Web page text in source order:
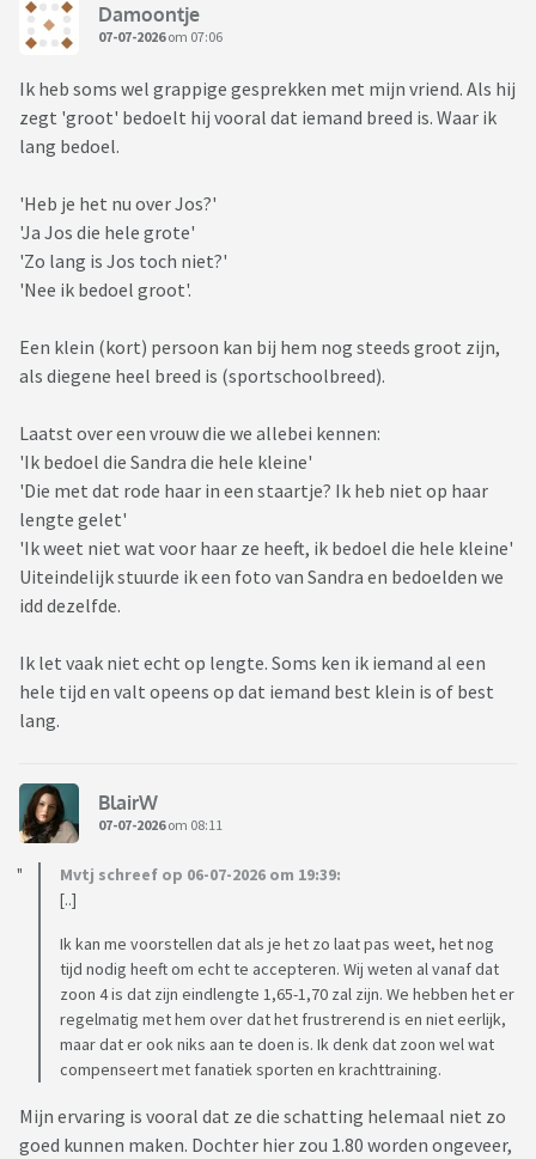
Damoontje
07-07-2026om 07:06
Ik heb soms wel grappige gesprekken met mijn vriend. Als hij
zegt 'groot' bedoelt hij vooral dat iemand breed is. Waar ik
lang bedoel.
'Heb je het nu over Jos?'
'Ja Jos die hele grote'
'Zo lang is Jos toch niet?'
'Nee ik bedoel groot'.
Een klein (kort) persoon kan bij hem nog steeds groot zijn,
als diegene heel breed is (sportschoolbreed).
Laatst over een vrouw die we allebei kennen:
'Ik bedoel die Sandra die hele kleine'
'Die met dat rode haar in een staartje? Ik heb niet op haar
lengte gelet'
'Ik weet niet wat voor haar ze heeft, ik bedoel die hele kleine'
Uiteindelijk stuurde ik een foto van Sandra en bedoelden we
idd dezelfde.
Ik let vaak niet echt op lengte. Soms ken ik iemand al een
hele tijd en valt opeens op dat iemand best klein is of best
lang.
BlairW
07-07-2026om 08:11
Mvtj schreef op 06-07-2026 om 19:39:
[..]
Ik kan me voorstellen dat als je het zo laat pas weet, het nog
tijd nodig heeft om echt te accepteren. Wij weten al vanaf dat
zoon 4 is dat zijn eindlengte 1,65-1,70 zal zijn. We hebben het er
regelmatig met hem over dat het frustrerend is en niet eerlijk,
maar dat er ook niks aan te doen is. Ik denk dat zoon wel wat
compenseert met fanatiek sporten en krachttraining.
Mijn ervaring is vooral dat ze die schatting helemaal niet zo
goed kunnen maken. Dochter hier zou 1.80 worden ongeveer,